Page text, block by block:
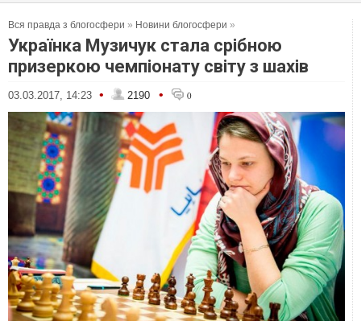
Вся правда з блогосфери » Новини блогосфери »
Українка Музичук стала срібною
призеркою чемпіонату світу з шахів
03.03.2017, 14:23 • 2190 • 0